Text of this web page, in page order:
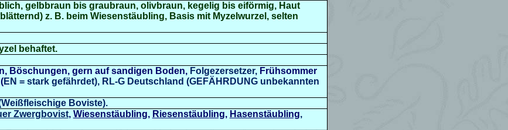
gelbbraun bis graubraun, olivbraun, kegelig bis eiförmig, Haut
z. B. beim Wiesenstäubling, Basis mit Myzelwurzel, selten
behaftet.
Böschungen, gern auf sandigen Boden, Folgezersetzer, Frühsommer
EN = stark gefährdet), RL-G Deutschland (GEFÄHRDUNG unbekannten
Boviste).
Zwergbovist, Wiesenstäubling, Riesenstäubling, Hasenstäubling,